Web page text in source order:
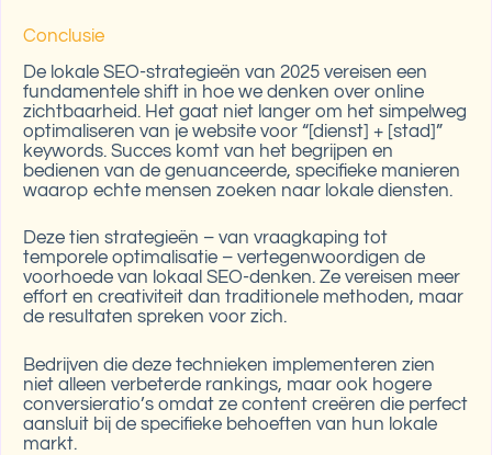
Conclusie
De lokale SEO-strategieën van 2025 vereisen een
fundamentele shift in hoe we denken over online
zichtbaarheid. Het gaat niet langer om het simpelweg
optimaliseren van je website voor “[dienst] + [stad]”
keywords. Succes komt van het begrijpen en
bedienen van de genuanceerde, specifieke manieren
waarop echte mensen zoeken naar lokale diensten.
Deze tien strategieën – van vraagkaping tot
temporele optimalisatie – vertegenwoordigen de
voorhoede van lokaal SEO-denken. Ze vereisen meer
effort en creativiteit dan traditionele methoden, maar
de resultaten spreken voor zich.
Bedrijven die deze technieken implementeren zien
niet alleen verbeterde rankings, maar ook hogere
conversieratio’s omdat ze content creëren die perfect
aansluit bij de specifieke behoeften van hun lokale
markt.